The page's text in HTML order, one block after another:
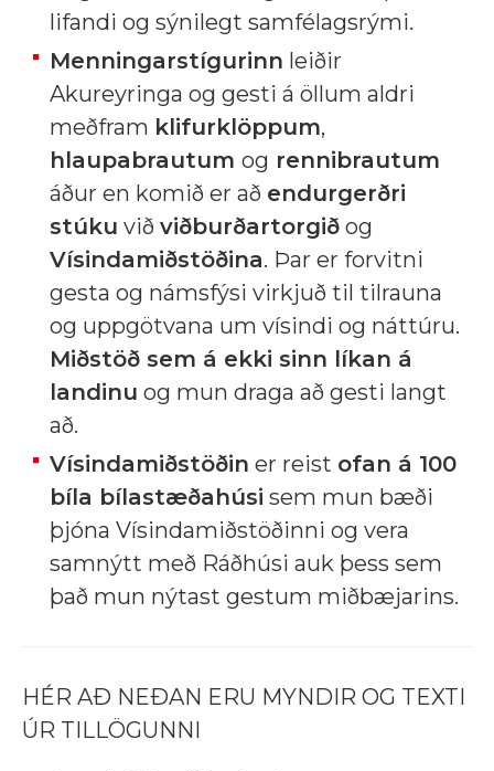
lifandi og sýnilegt samfélagsrými.
Menningarstígurinn leiðir
Akureyringa og gesti á öllum aldri
meðfram klifurklöppum,
hlaupabrautum og rennibrautum
áður en komið er að endurgerðri
stúku við viðburðartorgið og
Vísindamiðstöðina. Þar er forvitni
gesta og námsfýsi virkjuð til tilrauna
og uppgötvana um vísindi og náttúru.
Miðstöð sem á ekki sinn líkan á
landinu og mun draga að gesti langt
að.
Vísindamiðstöðin er reist ofan á 100
bíla bílastæðahúsi sem mun bæði
þjóna Vísindamiðstöðinni og vera
samnýtt með Ráðhúsi auk þess sem
það mun nýtast gestum miðbæjarins.
HÉR AÐ NEÐAN ERU MYNDIR OG TEXTI
ÚR TILLÖGUNNI